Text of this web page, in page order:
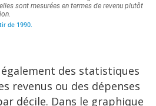
des statistiques
revenus ou des dépenses
décile. Dans le graphique